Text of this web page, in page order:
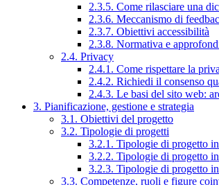
2.3.5. Come rilasciare una
2.3.6. Meccanismo di
2.3.7. Obiettivi accessibilità
2.3.8. Normativa e
2.4. Privacy
2.4.1. Come rispettare la
2.4.2. Richiedi il consenso
2.4.3. Le basi del sito web:
3. Pianificazione, gestione e strategia
3.1. Obiettivi del progetto
3.2. Tipologie di progetti
3.2.1. Tipologie di progetto
3.2.2. Tipologie di progetto
3.2.3. Tipologie di progetto
3.3. Competenze, ruoli e figure